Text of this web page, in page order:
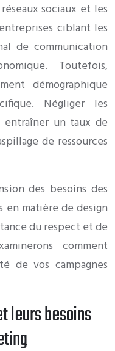
sociaux et les
ciblant les
de communication
Toutefois,
démographique
Négliger les
un taux de
de ressources
des besoins des
en matière de design
du respect et de
comment
de vos campagnes
leurs besoins